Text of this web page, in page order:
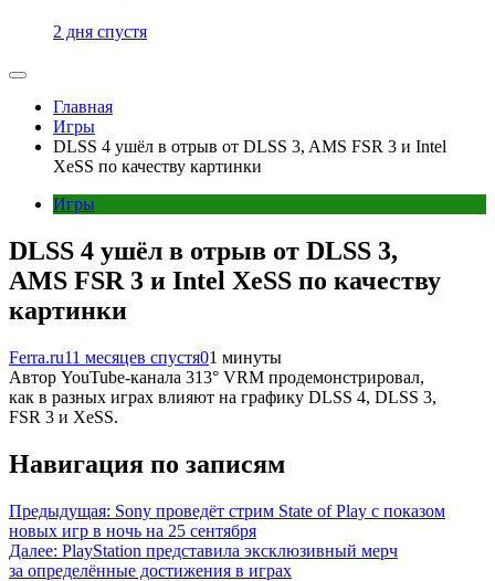
2 дня спустя
Главная
Игры
DLSS 4 ушёл в отрыв от DLSS 3, AMS FSR 3 и Intel
XeSS по качеству картинки
Игры
DLSS 4 ушёл в отрыв от DLSS 3,
AMS FSR 3 и Intel XeSS по качеству
картинки
Ferra.ru11 месяцев спустя01 минуты
Автор YouTube-канала 313° VRM продемонстрировал,
как в разных играх влияют на графику DLSS 4, DLSS 3,
FSR 3 и XeSS.
Навигация по записям
Предыдущая: Sony проведёт стрим State of Play с показом
новых игр в ночь на 25 сентября
Далее: PlayStation представила эксклюзивный мерч
за определённые достижения в играх